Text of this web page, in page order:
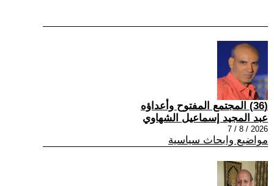
(36) المجتمع المفتوح وأعداؤه
عبد المجيد إسماعيل الشهاوي
2026 / 8 / 7
مواضيع وابحاث سياسية